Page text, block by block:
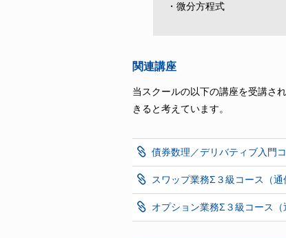
・微分方程式
関連講座
当スクールの以下の講座を受講さ
きると考えています。
債券数理／デリバティブ入門
スワップ業務Σ３級コース（通
オプション業務Σ３級コース（